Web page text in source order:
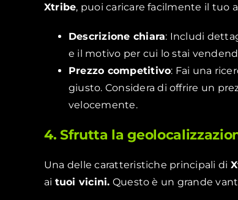
Xtribe, puoi caricare facilmente il tuo
Descrizione chiara: Includi
e il motivo per cui lo stai
Prezzo competitivo: Fai una
giusto. Considera di offrire un
velocemente.
4. Sfrutta la
Una delle caratteristiche principali di
ai tuoi vicini. Questo è un grande